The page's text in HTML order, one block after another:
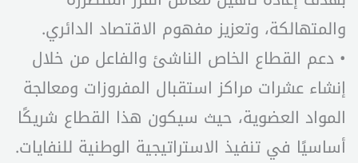
والمتهالكة، وتعزيز مفهوم الاقتصاد الدائري.
• دعم القطاع الخاص الناشئ والفاعل من خلال
إنشاء عشرات مراكز استقبال المفروزات ومعالجة
المواد العضوية، حيث سيكون هذا القطاع شريكًا
أساسيًا في تنفيذ الاستراتيجية الوطنية للنفايات.